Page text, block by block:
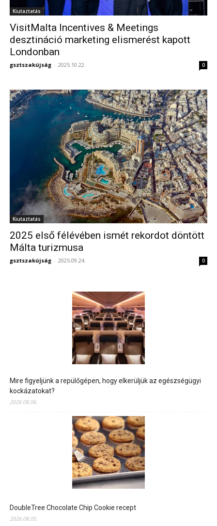
Kiutaztatás
VisitMalta Incentives & Meetings
desztináció marketing elismerést kapott
Londonban
gsztszakújság - 2025.10.22. 0
Kiutaztatás
2025 első félévében ismét rekordot döntött
Málta turizmusa
gsztszakújság - 2025.09.24. 0
Mire figyeljünk a repülőgépen, hogy elkerüljük az egészségügyi
kockázatokat?
2026.08.06.
DoubleTree Chocolate Chip Cookie recept
2026.08.05.